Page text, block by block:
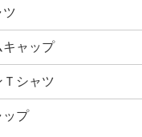
ツ
キャップ
Ｔシャツ
ップ